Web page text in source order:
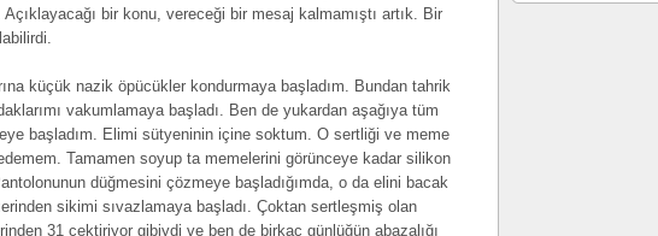
bir konu, vereceği bir mesaj kalmamıştı artık. Bir
küçük nazik öpücükler kondurmaya başladım. Bundan tahrik
vakumlamaya başladı. Ben de yukardan aşağıya tüm
başladım. Elimi sütyeninin içine soktum. O sertliği ve meme
edemem. Tamamen soyup ta memelerini görünceye kadar silikon
düğmesini çözmeye başladığımda, o da elini bacak
sikimi sıvazlamaya başladı. Çoktan sertleşmiş olan
31 çektiriyor gibiydi ve ben de birkaç günlüğün abazalığı